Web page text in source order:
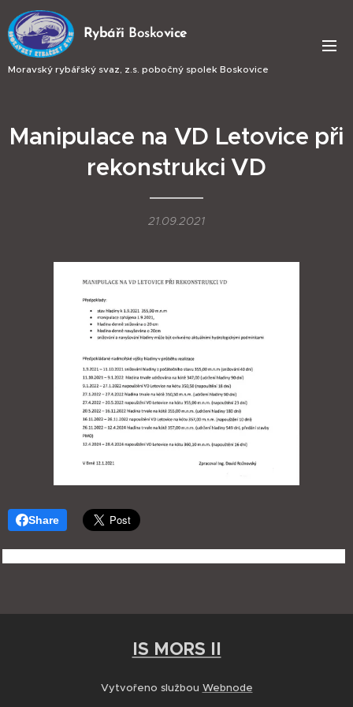
Rybáři Boskovice
Moravský rybářský svaz, z.s. pobočný spolek Boskovice
Manipulace na VD Letovice při
rekonstrukci VD
21.09.2021
Share
IS MORS II
Vytvořeno službou Webnode